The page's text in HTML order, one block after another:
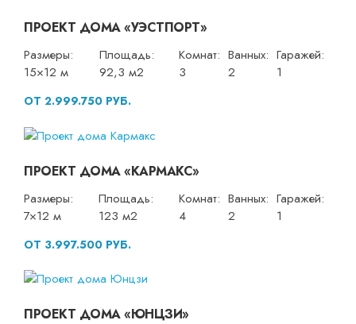
ПРОЕКТ ДОМА «УЭСТПОРТ»
Размеры:
15×12 м
Площадь:
92,3 м2
Комнат:
3
Ванных:
2
Гаражей:
1
ОТ 2.999.750 РУБ.
ПРОЕКТ ДОМА «КАРМАКС»
Размеры:
7×12 м
Площадь:
123 м2
Комнат:
4
Ванных:
2
Гаражей:
1
ОТ 3.997.500 РУБ.
ПРОЕКТ ДОМА «ЮНЦЗИ»